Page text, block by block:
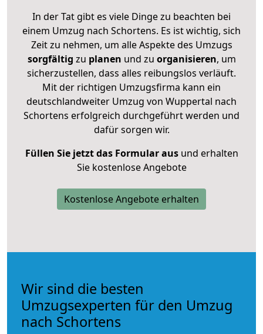
In der Tat gibt es viele Dinge zu beachten bei
einem Umzug nach Schortens. Es ist wichtig, sich
Zeit zu nehmen, um alle Aspekte des Umzugs
sorgfältig zu planen und zu organisieren, um
sicherzustellen, dass alles reibungslos verläuft.
Mit der richtigen Umzugsfirma kann ein
deutschlandweiter Umzug von Wuppertal nach
Schortens erfolgreich durchgeführt werden und
dafür sorgen wir.
Füllen Sie jetzt das Formular ausund erhalten
Sie kostenlose Angebote
Kostenlose Angebote erhalten
Wir sind die besten
Umzugsexperten für den Umzug
nach Schortens